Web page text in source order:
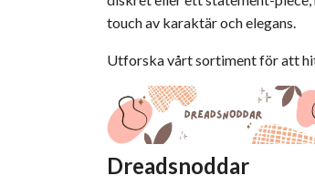
touch av karaktär och elegans.
Utforska vårt sortiment för att
Dreadsnoddar